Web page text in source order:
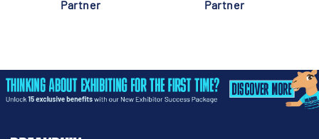
Partner
Partner